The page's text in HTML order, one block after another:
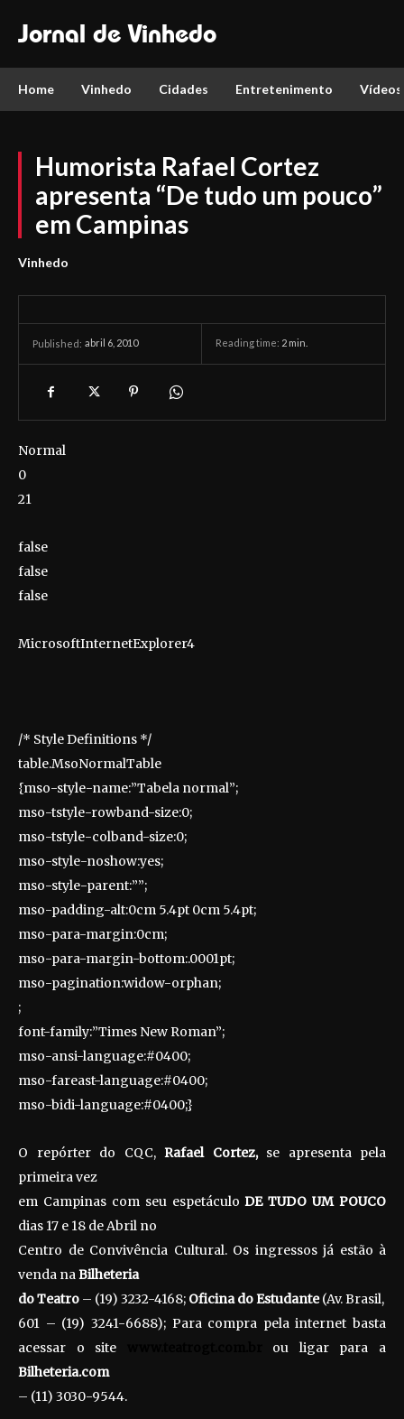
Jornal de Vinhedo
Home Vinhedo Cidades Entretenimento Vídeos
Humorista Rafael Cortez
apresenta “De tudo um pouco”
em Campinas
Vinhedo
Published: abril 6, 2010 Reading time: 2 min.
Normal
0
21
false
false
false
MicrosoftInternetExplorer4
/* Style Definitions */
table.MsoNormalTable
{mso-style-name:”Tabela normal”;
mso-tstyle-rowband-size:0;
mso-tstyle-colband-size:0;
mso-style-noshow:yes;
mso-style-parent:””;
mso-padding-alt:0cm 5.4pt 0cm 5.4pt;
mso-para-margin:0cm;
mso-para-margin-bottom:.0001pt;
mso-pagination:widow-orphan;
;
font-family:”Times New Roman”;
mso-ansi-language:#0400;
mso-fareast-language:#0400;
mso-bidi-language:#0400;}
O repórter do CQC, Rafael Cortez,se apresenta pela
primeira vez
em Campinas com seu espetáculoDE TUDO UM POUCO
dias 17 e 18 de Abril no
Centro de Convivência Cultural. Os ingressos já estão à
venda naBilheteria
do Teatro – (19) 3232-4168; Oficina do Estudante(Av. Brasil,
601 – (19) 3241-6688); Para compra pela internet basta
acessar o site
ou ligar para a
Bilheteria.com
– (11) 3030-9544.